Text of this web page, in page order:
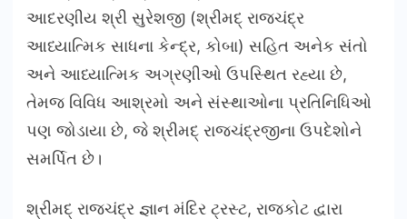
આદરણીય શ્રી સુરેશજી (શ્રીમદ્ રાજચંદ્ર
આધ્યાત્મિક સાધના કેન્દ્ર, કોબા) સહિત અનેક સંતો
અને આધ્યાત્મિક અગ્રણીઓ ઉપસ્થિત રહ્યા છે,
તેમજ વિવિધ આશ્રમો અને સંસ્થાઓના પ્રતિનિધિઓ
પણ જોડાયા છે, જે શ્રીમદ્ રાજચંદ્રજીના ઉપદેશોને
સમર્પિત છે।
શ્રીમદ્ રાજચંદ્ર જ્ઞાન મંદિર ટ્રસ્ટ, રાજકોટ દ્વારા